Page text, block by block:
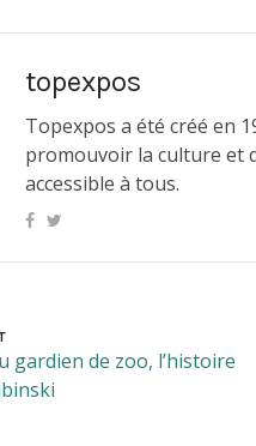
topexpos
Topexpos a été créé en
promouvoir la culture et
accessible à tous.
gardien de zoo, l’histoire